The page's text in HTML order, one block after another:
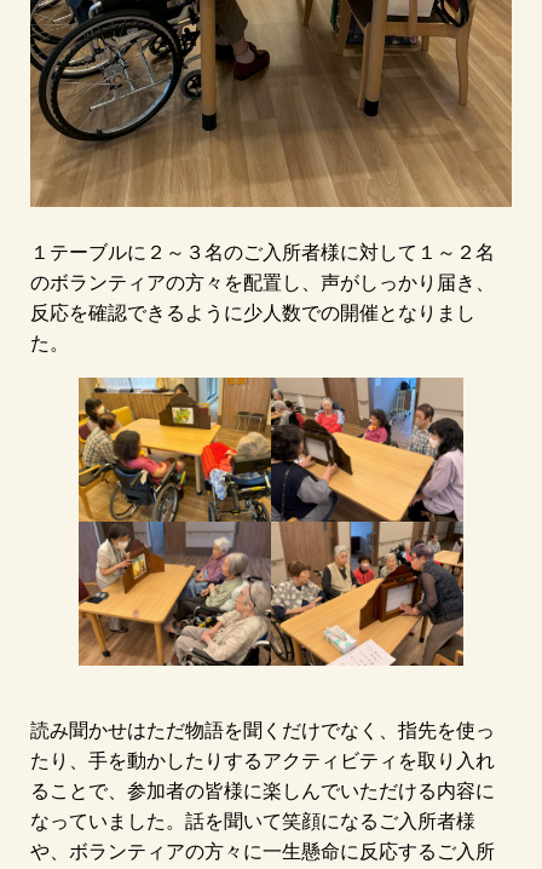
１テーブルに２～３名のご入所者様に対して１～２名
のボランティアの方々を配置し、声がしっかり届き、
反応を確認できるように少人数での開催となりまし
た。
読み聞かせはただ物語を聞くだけでなく、指先を使っ
たり、手を動かしたりするアクティビティを取り入れ
ることで、参加者の皆様に楽しんでいただける内容に
なっていました。 話を聞いて笑顔になるご入所者様
や、ボランティアの方々に一生懸命に反応するご入所